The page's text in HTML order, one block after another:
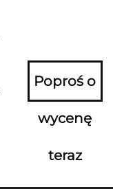
Poproś o
wycenę
teraz